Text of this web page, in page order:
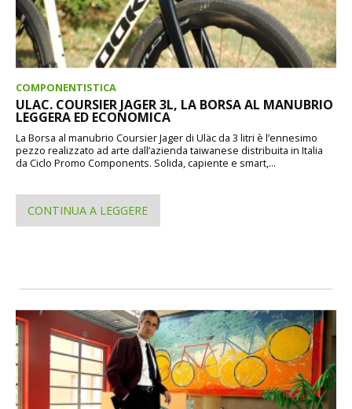
COMPONENTISTICA
ULAC. COURSIER JAGER 3L, LA BORSA AL MANUBRIO
LEGGERA ED ECONOMICA
La Borsa al manubrio Coursier Jager di Uläc da 3 litri è l’ennesimo
pezzo realizzato ad arte dall’azienda taiwanese distribuita in Italia
da Ciclo Promo Components. Solida, capiente e smart,...
CONTINUA A LEGGERE